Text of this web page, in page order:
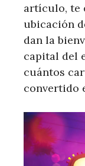
artículo, te
ubicación
dan la
capital del
cuántos
convertido